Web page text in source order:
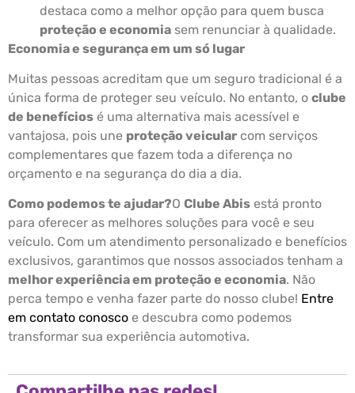
destaca como a melhor opção para quem busca
proteção e economia sem renunciar à qualidade.
Economia e segurança em um só lugar
Muitas pessoas acreditam que um seguro tradicional é a
única forma de proteger seu veículo. No entanto, o clube
de benefícios é uma alternativa mais acessível e
vantajosa, pois une proteção veicular com serviços
complementares que fazem toda a diferença no
orçamento e na segurança do dia a dia.
Como podemos te ajudar?O Clube Abis está pronto
para oferecer as melhores soluções para você e seu
veículo. Com um atendimento personalizado e benefícios
exclusivos, garantimos que nossos associados tenham a
melhor experiência em proteção e economia. Não
perca tempo e venha fazer parte do nosso clube! Entre
em contato conosco e descubra como podemos
transformar sua experiência automotiva.